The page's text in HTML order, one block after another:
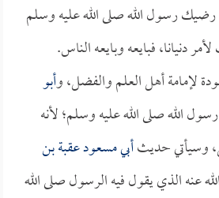
رسول الله صلى الله عليه وسلم
دنيانا، فبايعه وبايعه الناس.
لإمامة أهل العلم والفضل، وأبو
الله صلى الله عليه وسلم؛ لأنه
وسيأتي حديثأبي مسعود عقبة بن
عنه الذي يقول فيه الرسول صلى الله